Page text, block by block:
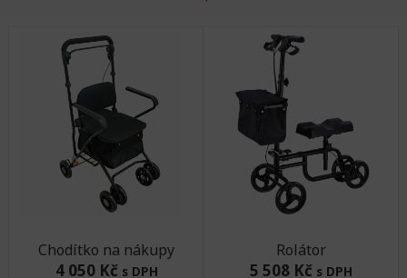
Chodítko na nákupy
4 050 Kč s DPH
Rolátor
5 508 Kč s DPH